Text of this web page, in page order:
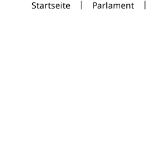
Startseite | Parlament |